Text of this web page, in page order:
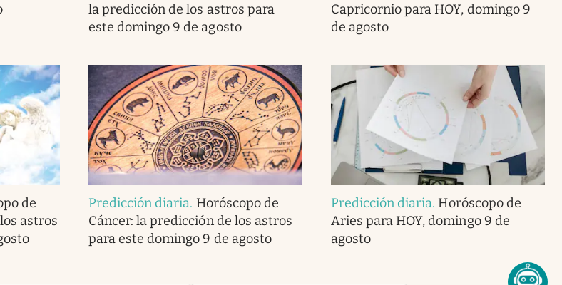
la predicción de los astros para
este domingo 9 de agosto
Capricornio para HOY, domingo 9
de agosto
de
astros
Predicción diaria. Horóscopo de
Cáncer: la predicción de los astros
para este domingo 9 de agosto
Predicción diaria. Horóscopo de
Aries para HOY, domingo 9 de
agosto